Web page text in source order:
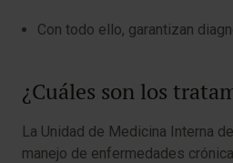
Con todo ello, garantizan
¿Cuáles son los
La Unidad de Medicina Interna
manejo de enfermedades